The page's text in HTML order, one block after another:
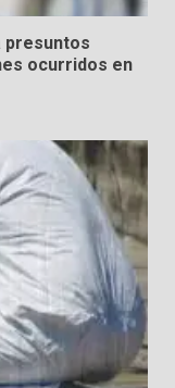
presuntos
ocurridos en